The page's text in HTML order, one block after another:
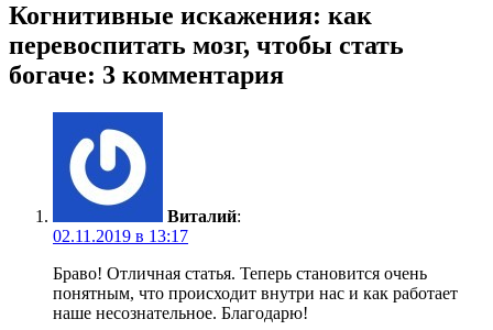
Когнитивные искажения: как
перевоспитать мозг, чтобы стать
богаче: 3 комментария
Виталий:
02.11.2019 в 13:17
Браво! Отличная статья. Теперь становится очень
понятным, что происходит внутри нас и как работает
наше несознательное. Благодарю!